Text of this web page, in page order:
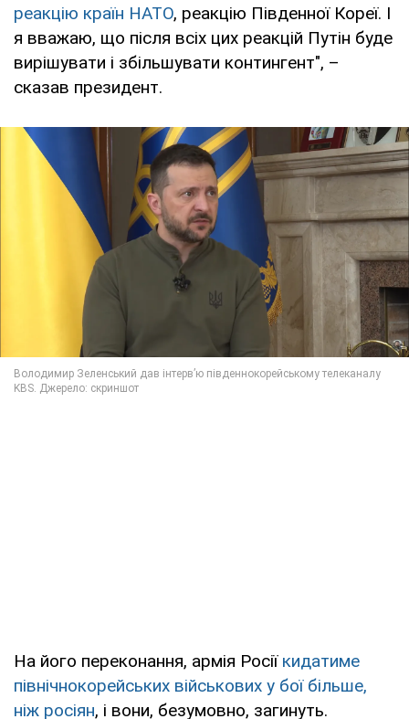
реакцію країн НАТО, реакцію Південної Кореї. І
я вважаю, що після всіх цих реакцій Путін буде
вирішувати і збільшувати контингент", –
сказав президент.
На його переконання, армія Росіїкидатиме
північнокорейських військових у бої більше,
ніж росіян, і вони, безумовно, загинуть.